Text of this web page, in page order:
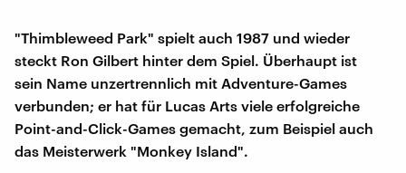
"Thimbleweed Park" spielt auch 1987 und wieder
steckt Ron Gilbert hinter dem Spiel. Überhaupt ist
sein Name unzertrennlich mit Adventure-Games
verbunden; er hat für Lucas Arts viele erfolgreiche
Point-and-Click-Games gemacht, zum Beispiel auch
das Meisterwerk "Monkey Island".